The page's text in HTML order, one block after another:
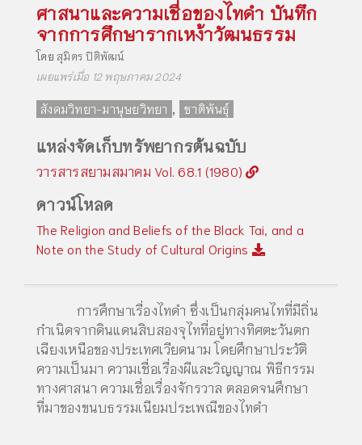
ศาสนาและความเชื่อของไทดำ บันทึก
จากการศึกษารากเหง้าวัฒนธรรม
โดย สุมิตร ปิติพัฒน์
เผยแพร่เมื่อ 12 พฤษภาคม 2024
สังคมวิทยา-มานุษยวิทยา , ชาติพันธุ์
แหล่งจัดเก็บทรัพยากรต้นฉบับ
วารสารสยามสมาคม Vol. 68.1 (1980)
ดาวน์โหลด
The Religion and Beliefs of the Black Tai, and a
Note on the Study of Cultural Origins
การศึกษาเรื่องไทดำ ซึ่งเป็นกลุ่มคนไทที่มีถิ่น
กำเนิดจากดินแดนสิบสองจุไทที่อยู่ทางทิศตะวันตก
เฉียงเหนือของประเทศเวียดนาม โดยศึกษาประวัติ
ความเป็นมา ความเชื่อเรื่องผีและวิญญาณ พิธีกรรม
ทางศาสนา ความเชื่อเรื่องจักรวาล ตลอดจนศึกษา
ที่มาของขนบธรรมเนียมประเพณีของไทดำ